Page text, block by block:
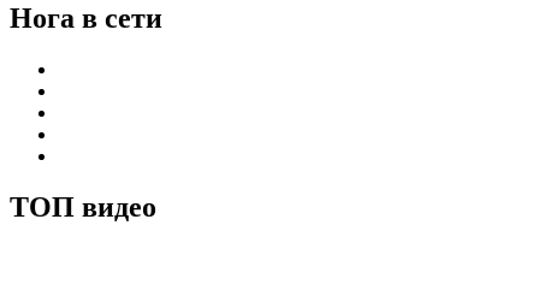
Нога в сети
ТОП видео